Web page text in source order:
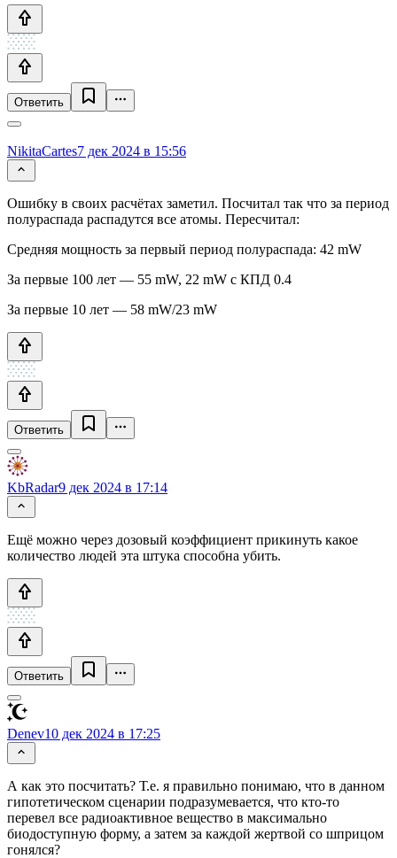
Ответить
NikitaCartes7 дек 2024 в 15:56
Ошибку в своих расчётах заметил. Посчитал так что за период
полураспада распадутся все атомы. Пересчитал:
Средняя мощность за первый период полураспада: 42 mW
За первые 100 лет — 55 mW, 22 mW с КПД 0.4
За первые 10 лет — 58 mW/23 mW
Ответить
KbRadar9 дек 2024 в 17:14
Ещё можно через дозовый коэффициент прикинуть какое
количество людей эта штука способна убить.
Ответить
Denev10 дек 2024 в 17:25
А как это посчитать? Т.е. я правильно понимаю, что в данном
гипотетическом сценарии подразумевается, что кто-то
перевел все радиоактивное вещество в максимально
биодоступную форму, а затем за каждой жертвой со шприцом
гонялся?